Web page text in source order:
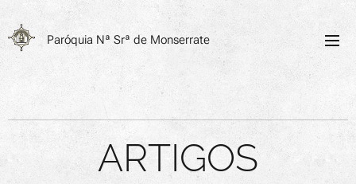
Paróquia Nª Srª de Monserrate
ARTIGOS